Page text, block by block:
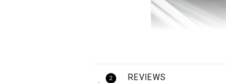
2 REVIEWS